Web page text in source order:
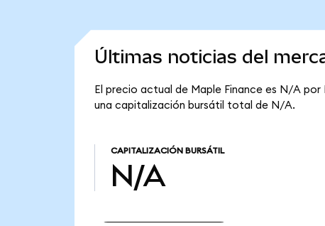
Últimas noticias del
El precio actual de Maple Finance es N/A
una capitalización bursátil total de N/A.
CAPITALIZACIÓN BURSÁTIL
N/A